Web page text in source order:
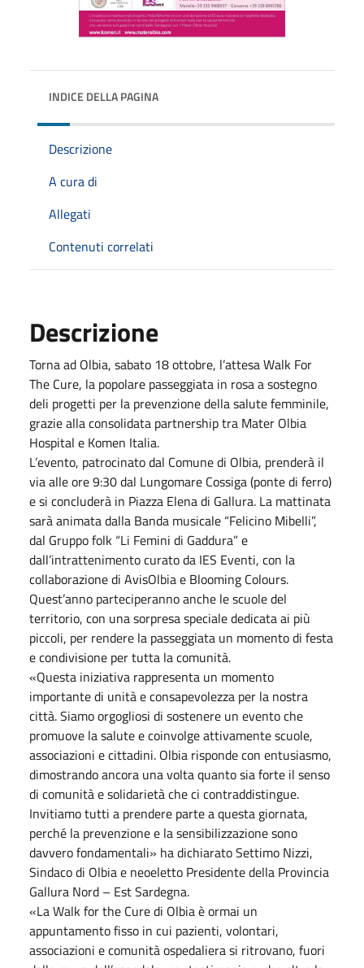
INDICE DELLA PAGINA
Descrizione
A cura di
Allegati
Contenuti correlati
Descrizione
Torna ad Olbia, sabato 18 ottobre, l’attesa Walk For
The Cure, la popolare passeggiata in rosa a sostegno
deli progetti per la prevenzione della salute femminile,
grazie alla consolidata partnership tra Mater Olbia
Hospital e Komen Italia.
L’evento, patrocinato dal Comune di Olbia, prenderà il
via alle ore 9:30 dal Lungomare Cossiga (ponte di ferro)
e si concluderà in Piazza Elena di Gallura. La mattinata
sarà animata dalla Banda musicale “Felicino Mibelli”,
dal Gruppo folk “Li Femini di Gaddura” e
dall’intrattenimento curato da IES Eventi, con la
collaborazione di AvisOlbia e Blooming Colours.
Quest’anno parteciperanno anche le scuole del
territorio, con una sorpresa speciale dedicata ai più
piccoli, per rendere la passeggiata un momento di festa
e condivisione per tutta la comunità.
«Questa iniziativa rappresenta un momento
importante di unità e consapevolezza per la nostra
città. Siamo orgogliosi di sostenere un evento che
promuove la salute e coinvolge attivamente scuole,
associazioni e cittadini. Olbia risponde con entusiasmo,
dimostrando ancora una volta quanto sia forte il senso
di comunità e solidarietà che ci contraddistingue.
Invitiamo tutti a prendere parte a questa giornata,
perché la prevenzione e la sensibilizzazione sono
davvero fondamentali» ha dichiarato Settimo Nizzi,
Sindaco di Olbia e neoeletto Presidente della Provincia
Gallura Nord – Est Sardegna.
«La Walk for the Cure di Olbia è ormai un
appuntamento fisso in cui pazienti, volontari,
associazioni e comunità ospedaliera si ritrovano, fuori